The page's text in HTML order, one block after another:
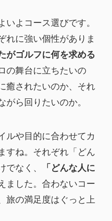
いよコース選びです。
れに強い個性がありま
がゴルフに何を求める
の舞台に立ちたいの
癒されたいのか、それ
がら回りたいのか。
ルや目的に合わせてカ
すね。それぞれ「どん
でなく、
「どんな人に
ました。合わないコー
旅の満足度はぐっと上